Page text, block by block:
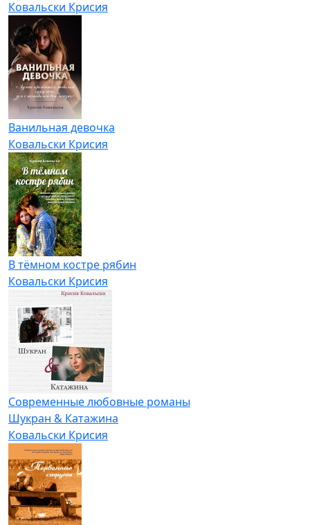
Ковальски Крисия
Ванильная девочка
Ковальски Крисия
В тёмном костре рябин
Ковальски Крисия
Современные любовные романы
Шукран & Катажина
Ковальски Крисия